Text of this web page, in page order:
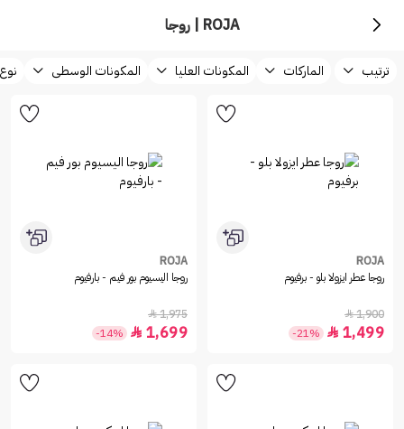
ROJA | روجا
ترتيب الماركات المكونات العليا المكونات الوسطى
ROJA
روجا عطر ايزولا بلو - برفيوم
1,900

1,499

-21%
ROJA
روجا اليسيوم بور فيم - بارفيوم
1,975

1,699

-14%